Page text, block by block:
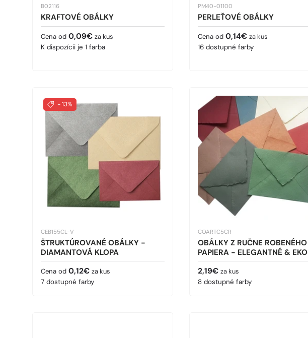
B02116
KRAFTOVÉ OBÁLKY
Bežná cena
Cena od 0,09€ za kus
K dispozícii je 1 farba
PM40-01100
PERLEŤOVÉ OBÁLKY
Bežná cena
Cena od 0,14€ za kus
16 dostupné farby
- 13%
CEB155CL-V
ŠTRUKTÚROVANÉ OBÁLKY -
DIAMANTOVÁ KLOPA
Bežná cena
Cena od 0,12€ za kus
7 dostupné farby
COARTC5CR
OBÁLKY Z RUČNE ROBENÉHO
PAPIERA - ELEGANTNÉ & EKO
Bežná cena
2,19€ za kus
8 dostupné farby